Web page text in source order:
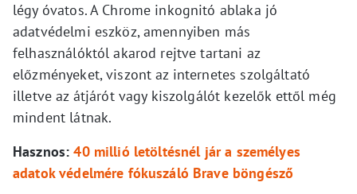
légy óvatos. A Chrome inkognitó ablaka jó
adatvédelmi eszköz, amennyiben más
felhasználóktól akarod rejtve tartani az
előzményeket, viszont az internetes szolgáltató
illetve az átjárót vagy kiszolgálót kezelők ettől még
mindent látnak.
Hasznos: 40 millió letöltésnél jár a személyes
adatok védelmére fókuszáló Brave böngésző